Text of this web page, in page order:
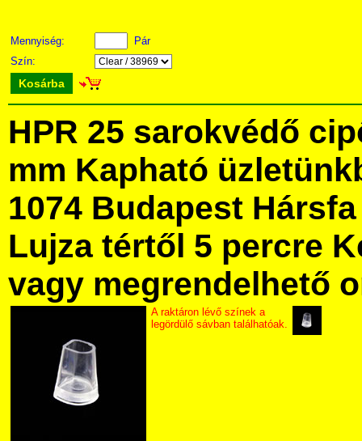
Mennyiség:
Pár
Szín:
Kosárba
HPR 25 sarokvédő
mm Kapható
1074 Budapest
Lujza tértől 5 percre
vagy megrendelhető
A raktáron lévő színek a
legördülő sávban találhatóak.